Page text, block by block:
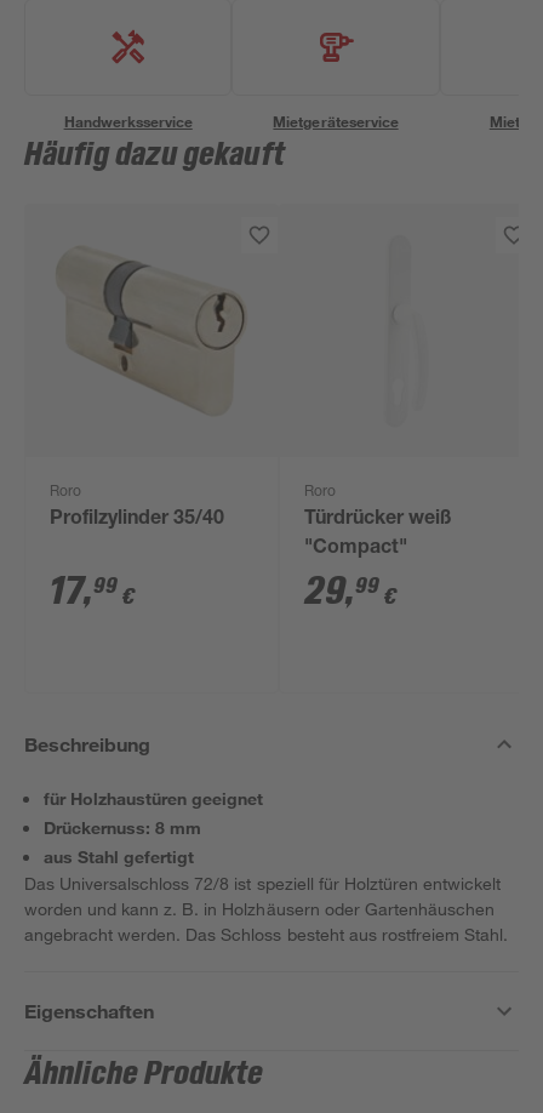
Handwerksservice Mietgeräteservice
Häufig dazu gekauft
Roro
Profilzylinder 35/40
17,99 €
Roro
Türdrücker weiß
"Compact"
29,99 €
Beschreibung
für Holzhaustüren geeignet
Drückernuss: 8 mm
aus Stahl gefertigt
Das Universalschloss 72/8 ist speziell für Holztüren entwickelt
worden und kann z. B. in Holzhäusern oder Gartenhäuschen
angebracht werden. Das Schloss besteht aus rostfreiem Stahl.
Eigenschaften
Ähnliche Produkte